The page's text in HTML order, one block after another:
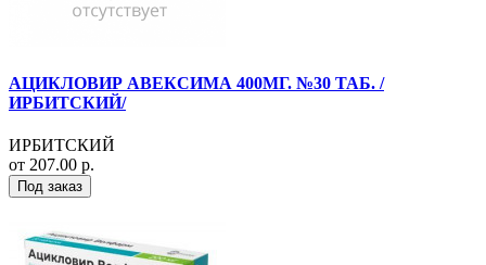
АЦИКЛОВИР АВЕКСИМА 400МГ. №30 ТАБ. /
ИРБИТСКИЙ/
ИРБИТСКИЙ
от 207.00 р.
Под заказ